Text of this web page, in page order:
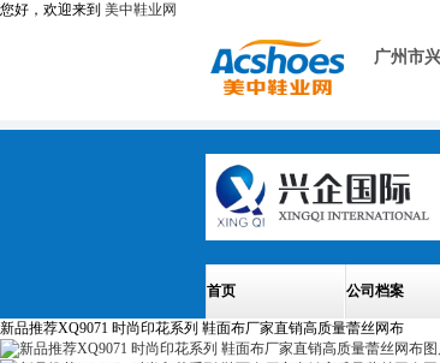
您好，欢迎来到 美中鞋业网
广州市
首页 公司档案
新品推荐XQ9071 时尚印花系列 鞋面布厂家直销高质量蕾丝网布